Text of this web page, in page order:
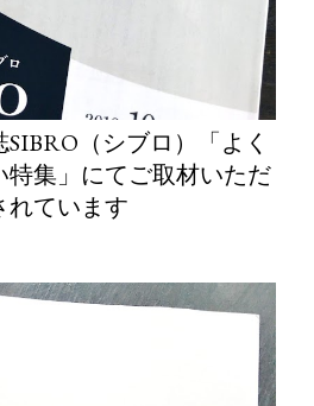
（シブロ）「よく
集」にてご取材いただ
れています